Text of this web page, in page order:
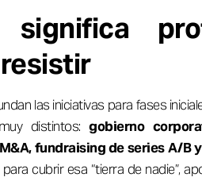
las iniciativas para fases
distintos:gobierno
fundraising de series A/B
cubrir esa “tierra de nadie”,